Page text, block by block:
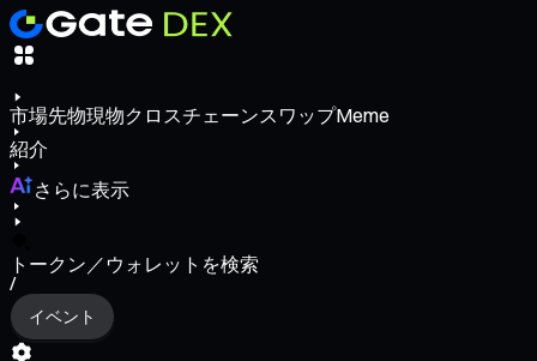
市場先物現物クロスチェーンスワップMeme
紹介
さらに表示
トークン／ウォレットを検索
/
イベント